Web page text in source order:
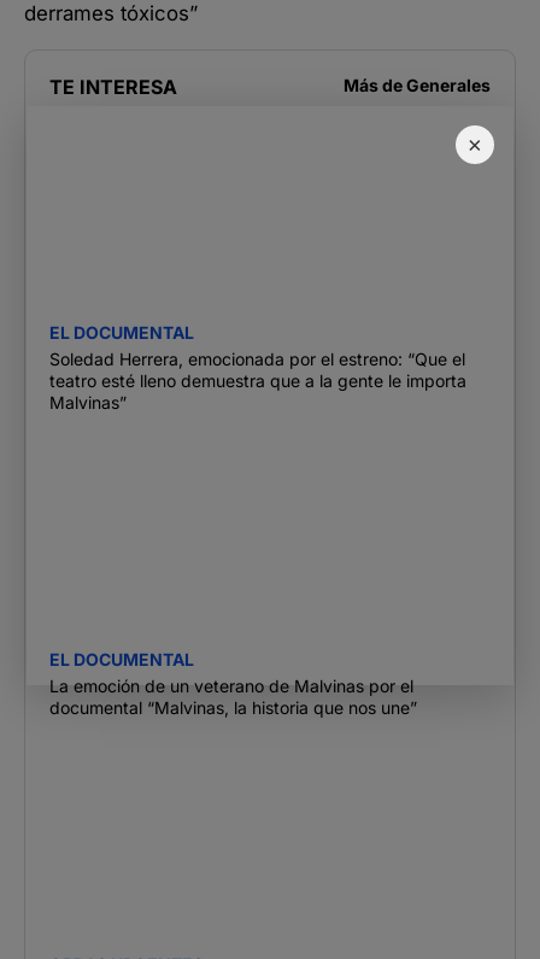
×
derrames tóxicos”
TE INTERESA Más deGenerales
EL DOCUMENTAL
Soledad Herrera, emocionada por el estreno: “Que el
teatro esté lleno demuestra que a la gente le importa
Malvinas”
EL DOCUMENTAL
La emoción de un veterano de Malvinas por el
documental “Malvinas, la historia que nos une”